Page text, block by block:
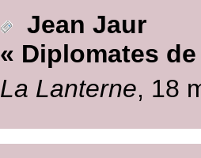
Jean Jaur
« Diplomates
La Lanterne, 18